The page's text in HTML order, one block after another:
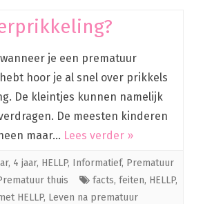
je een prematuur
hoor je al snel over prikkels
De kleintjes kunnen namelijk
De meesten kinderen
maar… Lees verder »
, 4 jaar, HELLP, Informatief, Prematuur
thuis facts, feiten, HELLP,
HELLP, Leven na prematuur